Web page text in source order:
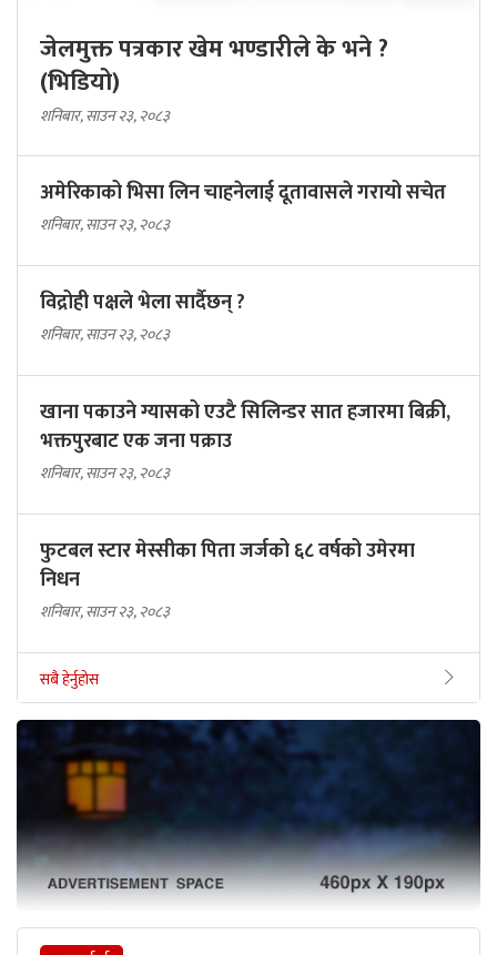
जेलमुक्त पत्रकार खेम भण्डारीले के भने ?
(भिडियो)
शनिबार, साउन २३, २०८३
अमेरिकाको भिसा लिन चाहनेलाई दूतावासले गरायो सचेत
शनिबार, साउन २३, २०८३
विद्रोही पक्षले भेला सार्दैछन् ?
शनिबार, साउन २३, २०८३
खाना पकाउने ग्यासको एउटै सिलिन्डर सात हजारमा बिक्री,
भक्तपुरबाट एक जना पक्राउ
शनिबार, साउन २३, २०८३
फुटबल स्टार मेस्सीका पिता जर्जको ६८ वर्षको उमेरमा
निधन
शनिबार, साउन २३, २०८३
सबै हेर्नुहोस